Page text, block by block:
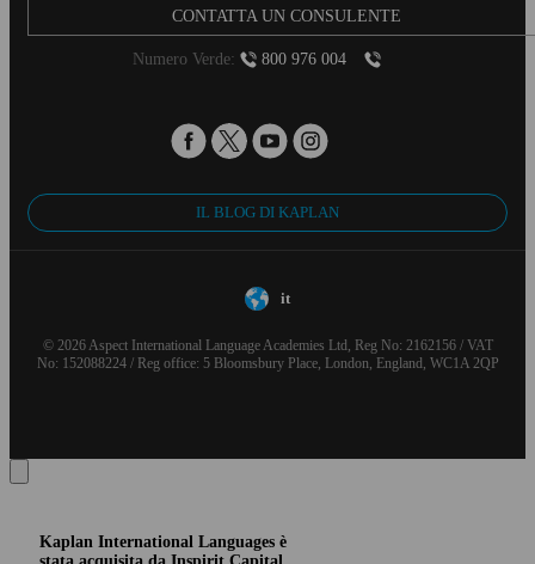
CONTATTA UN CONSULENTE
Numero Verde: 800 976 004
IL BLOG DI KAPLAN
it
© 2026 Aspect International Language Academies Ltd, Reg No: 2162156 / VAT
No: 152088224 / Reg office: 5 Bloomsbury Place, London, England, WC1A 2QP
Kaplan International Languages è